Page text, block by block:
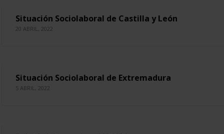
Situación Sociolaboral de Castilla y León
20 ABRIL, 2022
Situación Sociolaboral de Extremadura
5 ABRIL, 2022